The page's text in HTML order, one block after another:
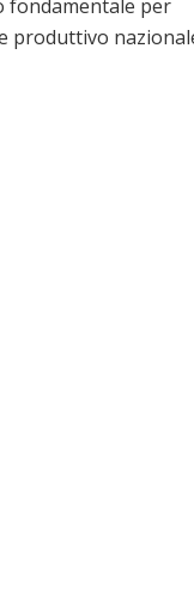
fondamentale per
produttivo